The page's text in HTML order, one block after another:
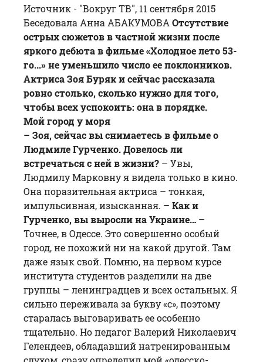
Источник - "Вокруг ТВ", 11 сентября 2015
Беседовала Анна АБАКУМОВА Отсутствие
острых сюжетов в частной жизни после
яркого дебюта в фильме «Холодное лето 53-
го...» не уменьшило число ее поклонников.
АктрисаЗоя Буряки сейчас рассказала
ровно столько, сколько нужно для того,
чтобы всех успокоить: она в порядке.
Мой город у моря
– Зоя, сейчас вы снимаетесь в фильме о
Людмиле Гурченко. Довелось ли
встречаться с ней в жизни? – Увы,
Людмилу Марковну я видела только в кино.
Она поразительная актриса – тонкая,
импульсивная, изысканная. – Как и
Гурченко, вы выросли на Украине… –
Точнее, в Одессе. Это совершенно особый
город, не похожий ни на какой другой. Там
даже язык свой. Помню, на первом курсе
института студентов разделили на две
группы – ленинградцев и всех остальных. Я
сильно переживала за букву «с», поэтому
старалась выговаривать ее особенно
тщательно. Но педагог Валерий Николаевич
Гелендеев, обладавший натренированным